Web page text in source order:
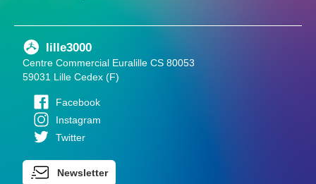
lille3000
Centre Commercial Euralille CS 80053
59031 Lille Cedex (F)
Facebook
Instagram
Twitter
Newsletter